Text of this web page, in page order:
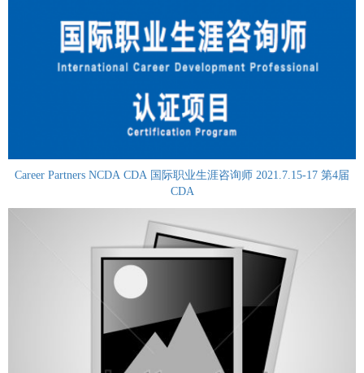
Career Partners NCDA CDA 国际职业生涯咨询师 2021.7.15-17 第4届
CDA